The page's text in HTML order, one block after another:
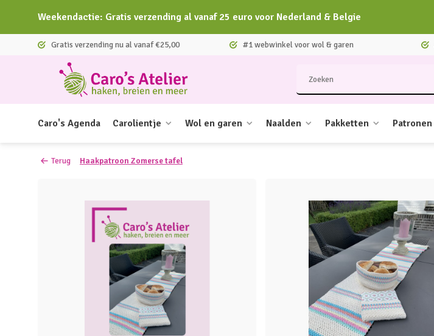
Weekendactie: Gratis verzending al vanaf 25 euro voor Nederland & Belgie
Gratis verzending nu al vanaf €25,00 #1 webwinkel voor wol & garen
Caro's Agenda Carolientje Wol en garen Naalden Pakketten Patronen
Terug Haakpatroon Zomerse tafel